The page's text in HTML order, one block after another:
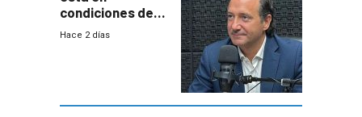
condiciones de
enfrentar una
Hace 2 días